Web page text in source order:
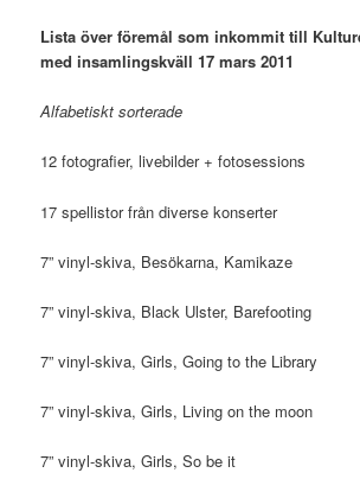
Lista över föremål som inkommit till
med insamlingskväll 17 mars 2011
Alfabetiskt sorterade
12 fotografier, livebilder + fotosessions
17 spellistor från diverse konserter
7” vinyl-skiva, Besökarna, Kamikaze
7” vinyl-skiva, Black Ulster, Barefooting
7” vinyl-skiva, Girls, Going to the Library
7” vinyl-skiva, Girls, Living on the moon
7” vinyl-skiva, Girls, So be it